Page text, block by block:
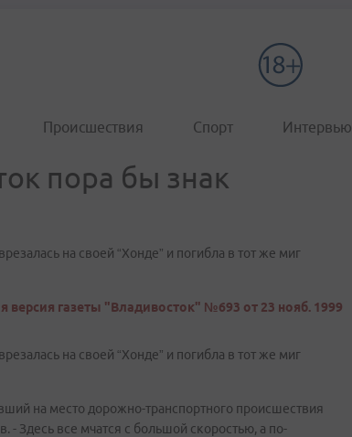
Происшествия Спорт Интервью
пора бы знак
на своей “Хонде” и погибла в тот же миг
версия газеты "Владивосток" №693 от 23 нояб. 1999
на своей “Хонде” и погибла в тот же миг
на место дорожно-транспортного происшествия
Здесь все мчатся с большой скоростью, а по-